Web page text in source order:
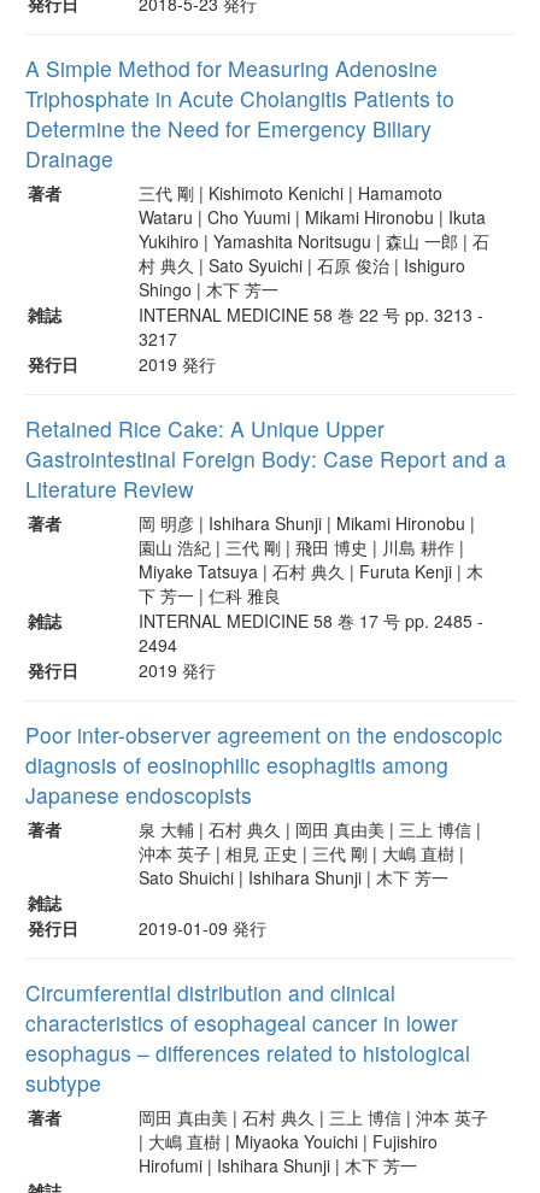
A Simple Method for Measuring Adenosine
Triphosphate in Acute Cholangitis Patients to
Determine the Need for Emergency Biliary
Drainage
著者
三代 剛 | Kishimoto Kenichi | Hamamoto
Wataru | Cho Yuumi | Mikami Hironobu | Ikuta
Yukihiro | Yamashita Noritsugu | 森山 一郎 | 石
村 典久 | Sato Syuichi | 石原 俊治 | Ishiguro
Shingo | 木下 芳一
雑誌
INTERNAL MEDICINE 58 巻 22 号 pp. 3213 -
3217
発行日
2019 発行
Retained Rice Cake: A Unique Upper
Gastrointestinal Foreign Body: Case Report and a
Literature Review
著者
岡 明彦 | Ishihara Shunji | Mikami Hironobu |
園山 浩紀 | 三代 剛 | 飛田 博史 | 川島 耕作 |
Miyake Tatsuya | 石村 典久 | Furuta Kenji | 木
下 芳一 | 仁科 雅良
雑誌
INTERNAL MEDICINE 58 巻 17 号 pp. 2485 -
2494
発行日
2019 発行
Poor inter-observer agreement on the endoscopic
diagnosis of eosinophilic esophagitis among
Japanese endoscopists
著者
泉 大輔 | 石村 典久 | 岡田 真由美 | 三上 博信 |
沖本 英子 | 相見 正史 | 三代 剛 | 大嶋 直樹 |
Sato Shuichi | Ishihara Shunji | 木下 芳一
雑誌
発行日
2019-01-09 発行
Circumferential distribution and clinical
characteristics of esophageal cancer in lower
esophagus – differences related to histological
subtype
著者
岡田 真由美 | 石村 典久 | 三上 博信 | 沖本 英子
| 大嶋 直樹 | Miyaoka Youichi | Fujishiro
Hirofumi | Ishihara Shunji | 木下 芳一